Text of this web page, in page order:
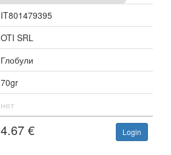
IT801479395
OTI SRL
Глобули
70gr
нет
4.67 € Login